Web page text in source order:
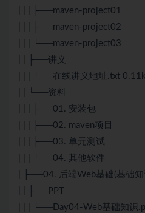
| | | ├──maven-project01
| | | ├──maven-project02
| | | └──maven-project03
| | ├──讲义
| | | └──在线讲义地址.txt
| | └──资料
| | | ├──01. 安装包
| | | ├──02. maven项目
| | | ├──03. 单元测试
| | | └──04. 其他软件
| ├──04. 后端Web基础(基础知
| | ├──PPT
| | | └──Day04-Web基础知识